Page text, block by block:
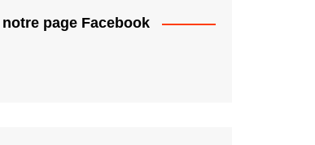
page Facebook